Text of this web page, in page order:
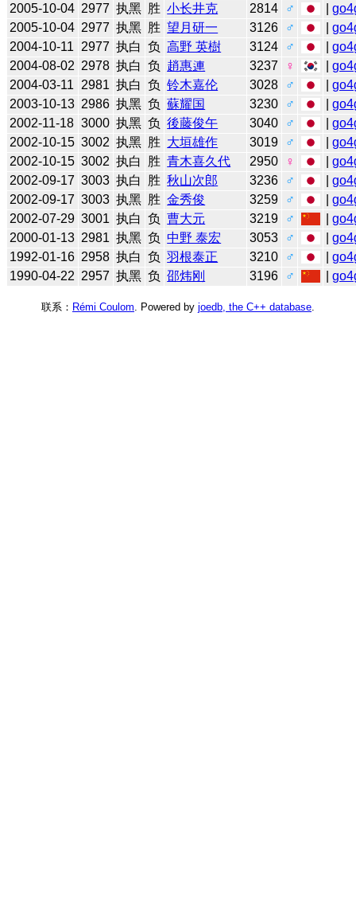
2005-10-04 2977 执黑 胜 小长井克 2814 ♂ |
2005-10-04 2977 执黑 胜 望月研一 3126 ♂ |
2004-10-11
2977 执白 负 高野 英樹 3124 ♂ |
2004-08-02 2978 执白 负 趙惠連 3237 ♀ |
2004-03-11
2981 执白 负 铃木嘉伦 3028 ♂ |
2003-10-13 2986 执黑 负 蘇耀国 3230 ♂ |
2002-11-18 3000 执黑 负 後藤俊午 3040 ♂ |
2002-10-15 3002 执黑 胜 大垣雄作 3019 ♂ |
2002-10-15 3002 执白 胜 青木喜久代 2950 ♀ |
2002-09-17 3003 执白 胜 秋山次郎 3236 ♂ |
2002-09-17 3003 执黑 胜 金秀俊 3259 ♂ |
2002-07-29 3001 执白 负 曹大元 3219 ♂ |
2000-01-13 2981 执黑 负 中野 泰宏 3053 ♂ |
1992-01-16 2958 执白 负 羽根泰正 3210 ♂ |
1990-04-22 2957 执黑 负 邵炜刚 3196 ♂ |
联系： Rémi Coulom . Powered by joedb, the C++ database